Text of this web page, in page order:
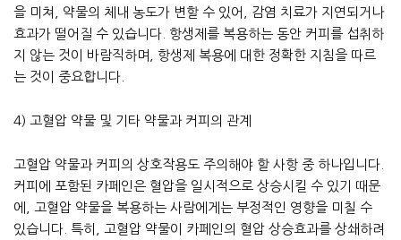
을 미쳐, 약물의 체내 농도가 변할 수 있어, 감염 치료가 지연되거나
효과가 떨어질 수 있습니다. 항생제를 복용하는 동안 커피를 섭취하
지 않는 것이 바람직하며, 항생제 복용에 대한 정확한 지침을 따르
는 것이 중요합니다.
4) 고혈압 약물 및 기타 약물과 커피의 관계
고혈압 약물과 커피의 상호작용도 주의해야 할 사항 중 하나입니다.
커피에 포함된 카페인은 혈압을 일시적으로 상승시킬 수 있기 때문
에, 고혈압 약물을 복용하는 사람에게는 부정적인 영향을 미칠 수
있습니다. 특히, 고혈압 약물이 카페인의 혈압 상승효과를 상쇄하려